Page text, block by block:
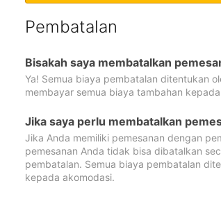
Pembatalan
Bisakah saya membatalkan
Ya! Semua biaya pembatalan ditentukan
membayar semua biaya tambahan
Jika saya perlu membatalkan
Jika Anda memiliki pemesanan dengan
pemesanan Anda tidak bisa dibatalkan
pembatalan. Semua biaya pembatalan
kepada akomodasi.